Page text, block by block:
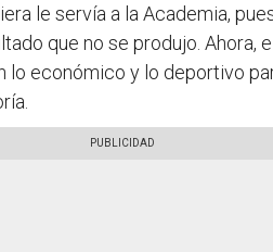
le servía a la Academia,
que no se produjo. Ahora,
lo económico y lo deportivo